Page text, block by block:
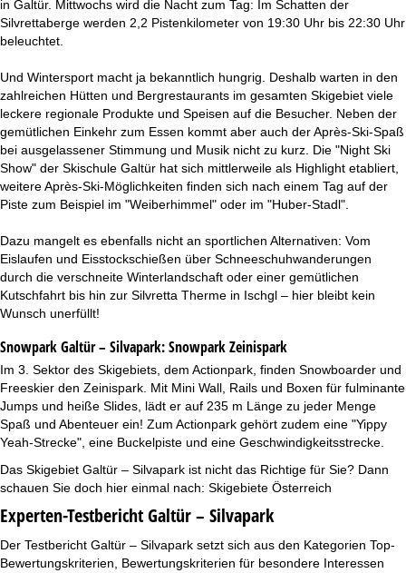
in Galtür. Mittwochs wird die Nacht zum Tag: Im Schatten der
Silvrettaberge werden 2,2 Pistenkilometer von 19:30 Uhr bis 22:30 Uhr
beleuchtet.
Und Wintersport macht ja bekanntlich hungrig. Deshalb warten in den
zahlreichen Hütten und Bergrestaurants im gesamten Skigebiet viele
leckere regionale Produkte und Speisen auf die Besucher. Neben der
gemütlichen Einkehr zum Essen kommt aber auch der Après-Ski-Spaß
bei ausgelassener Stimmung und Musik nicht zu kurz. Die "Night Ski
Show" der Skischule Galtür hat sich mittlerweile als Highlight etabliert,
weitere Après-Ski-Möglichkeiten finden sich nach einem Tag auf der
Piste zum Beispiel im "Weiberhimmel" oder im "Huber-Stadl".
Dazu mangelt es ebenfalls nicht an sportlichen Alternativen: Vom
Eislaufen und Eisstockschießen über Schneeschuhwanderungen
durch die verschneite Winterlandschaft oder einer gemütlichen
Kutschfahrt bis hin zur Silvretta Therme in Ischgl – hier bleibt kein
Wunsch unerfüllt!
Snowpark Galtür – Silvapark:Snowpark Zeinispark
Im 3. Sektor des Skigebiets, dem Actionpark, finden Snowboarder und
Freeskier den Zeinispark. Mit Mini Wall, Rails und Boxen für fulminante
Jumps und heiße Slides, lädt er auf 235 m Länge zu jeder Menge
Spaß und Abenteuer ein! Zum Actionpark gehört zudem eine "Yippy
Yeah-Strecke", eine Buckelpiste und eine Geschwindigkeitsstrecke.
Das Skigebiet Galtür – Silvapark ist nicht das Richtige für Sie? Dann
schauen Sie doch hier einmal nach: Skigebiete Österreich
Experten-Testbericht Galtür – Silvapark
Der Testbericht Galtür – Silvapark setzt sich aus den Kategorien Top-
Bewertungskriterien, Bewertungskriterien für besondere Interessen